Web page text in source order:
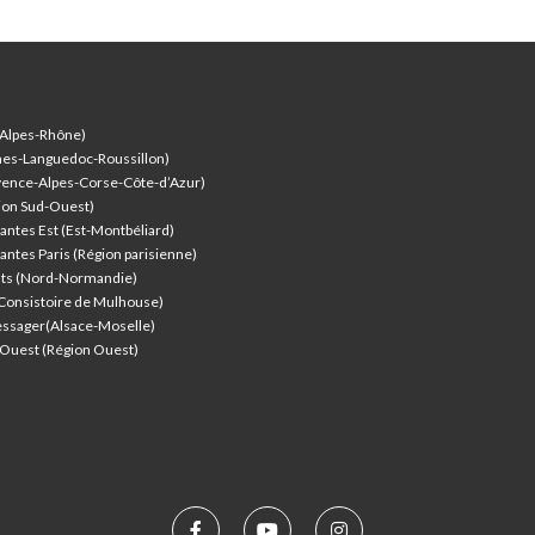
Rhône)
Languedoc-Roussillon)
Alpes-Corse-Côte-d’Azur)
Sud-Ouest)
Est (Est-Montbéliard)
Paris (Région parisienne)
(Nord-Normandie)
de Mulhouse)
Moselle)
(Région Ouest)